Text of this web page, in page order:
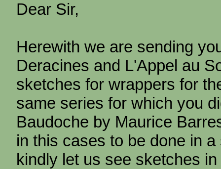
Dear Sir,
Herewith we are sending
Deracines and L'Appel au
sketches for wrappers for
same series for which you
Baudoche by Maurice
in this cases to be done in
kindly let us see sketches